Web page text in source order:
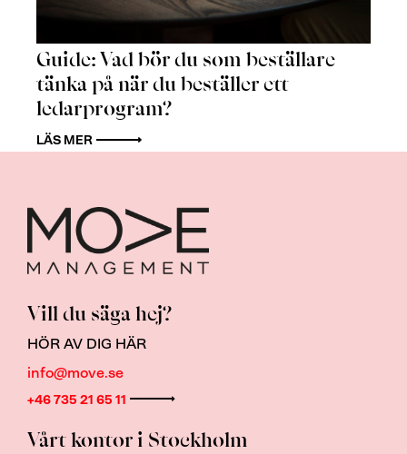
Guide: Vad bör du som beställare
tänka på när du beställer ett
ledarprogram?
LÄS MER
Vill du säga hej?
HÖR AV DIG HÄR
info@move.se
+46 735 21 65 11
Vårt kontor i Stockholm